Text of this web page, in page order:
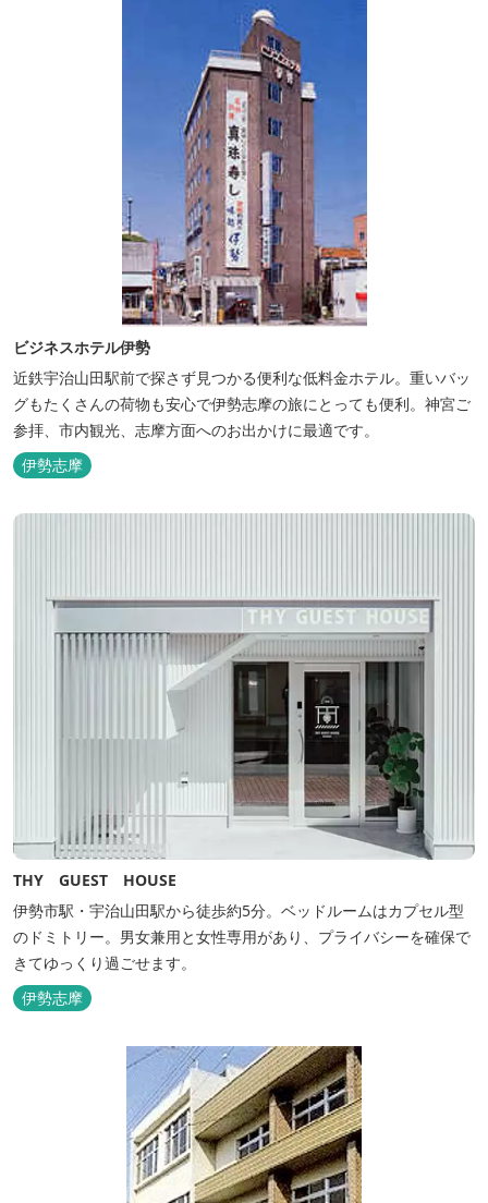
ビジネスホテル伊勢
近鉄宇治山田駅前で探さず見つかる便利な低料金ホテル。重いバッ
グもたくさんの荷物も安心で伊勢志摩の旅にとっても便利。神宮ご
参拝、市内観光、志摩方面へのお出かけに最適です。
伊勢志摩
THY GUEST HOUSE
伊勢市駅・宇治山田駅から徒歩約5分。ベッドルームはカプセル型
のドミトリー。男女兼用と女性専用があり、プライバシーを確保で
きてゆっくり過ごせます。
伊勢志摩